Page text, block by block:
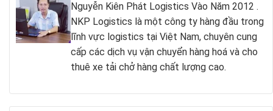
Nguyễn Kiên Phát Logistics Vào Năm 2012 .
NKP Logistics là một công ty hàng đầu trong
lĩnh vực logistics tại Việt Nam, chuyên cung
cấp các dịch vụ vận chuyển hàng hoá và cho
thuê xe tải chở hàng chất lượng cao.